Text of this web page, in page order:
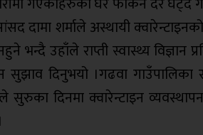
दामा शर्माले अस्थायी
भन्दै उहाँले राप्ती स्वास्थ्य
सुझाव दिनुभयो ।गढवा
सुरुका दिनमा क्वारेन्टाइन